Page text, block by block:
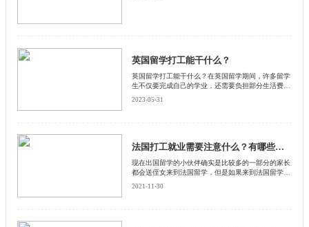
英国留学打工能干什么？
英国留学打工能干什么？在英国留学期间，许多留学
生不仅要完成自己的学业，还需要负担部分生活费
用。为此，许多留学生会选择在业余时间打工来挣
2023-05-31
法国打工就业需要注意什么？有哪些需要注意的？
​现在出国留学的小伙伴确实是比较多的一部分的家长
都会送侄女来到法国留学，但是如果来到法国留学的
2021-11-30